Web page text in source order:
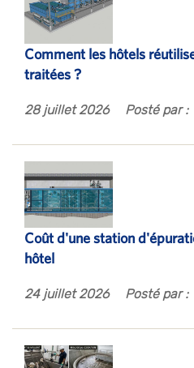
Comment les hôtels
traitées ?
28 juillet 2026 Posté par :
Coût d'une station
hôtel
24 juillet 2026 Posté par :